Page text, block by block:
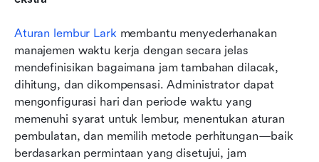
Aturan lembur Lark membantu menyederhanakan
manajemen waktu kerja dengan secara jelas
mendefinisikan bagaimana jam tambahan dilacak,
dihitung, dan dikompensasi. Administrator dapat
mengonfigurasi hari dan periode waktu yang
memenuhi syarat untuk lembur, menentukan aturan
pembulatan, dan memilih metode perhitungan—baik
berdasarkan permintaan yang disetujui, jam